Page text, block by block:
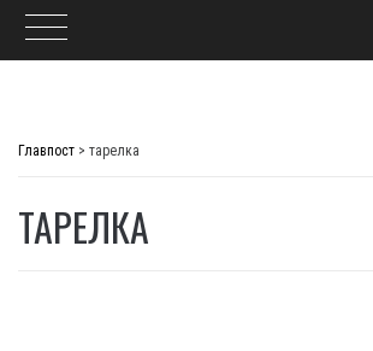
Главпост > тарелка
ТАРЕЛКА